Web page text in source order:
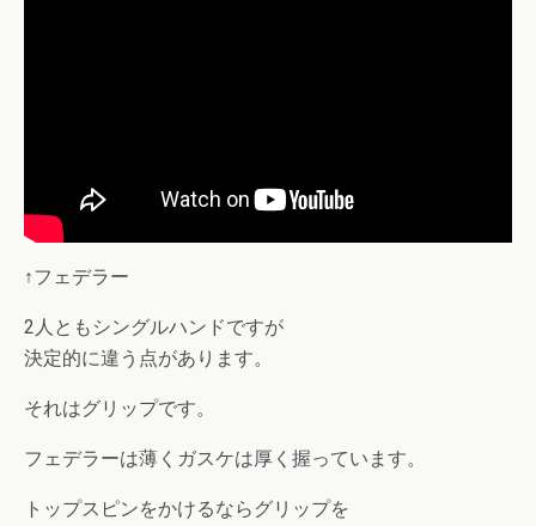
↑フェデラー
2人ともシングルハンドですが
決定的に違う点があります。
それはグリップです。
フェデラーは薄くガスケは厚く握っています。
トップスピンをかけるならグリップを